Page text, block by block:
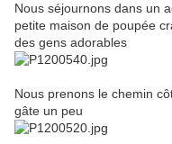
Nous séjournons dans un
petite maison de poupée
des gens adorables
Nous prenons le chemin
gâte un peu